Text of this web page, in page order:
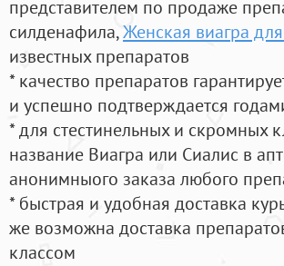
представителем по продаже
силденафила,Женская виагра
известных препаратов
* качество препаратов
и успешно подтверждается
* для стестинельных и скромных
название Виагра или Сиалис в
анонимныого заказа любого
* быстрая и удобная доставка
же возможна доставка
классом